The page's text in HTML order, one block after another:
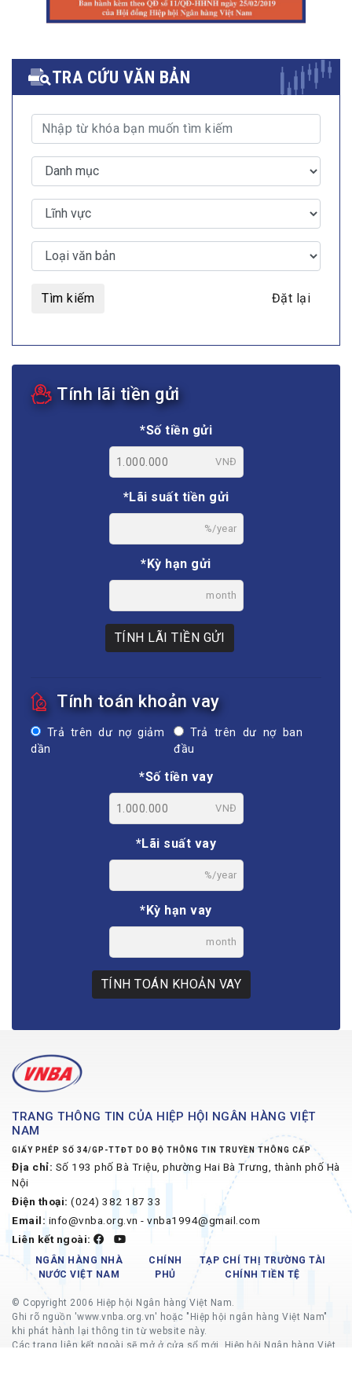
TRA CỨU VĂN BẢN
Tìm kiếm Đặt lại
Tính lãi tiền gửi
*Số tiền gửi
VNĐ
*Lãi suất tiền gửi
%/year
*Kỳ hạn gửi
month
TÍNH LÃI TIỀN GỬI
Tính toán khoản vay
Trả trên dư nợ giảm
dần
Trả trên dư nợ ban
đầu
*Số tiền vay
VNĐ
*Lãi suất vay
%/year
*Kỳ hạn vay
month
TÍNH TOÁN KHOẢN VAY
TRANG THÔNG TIN CỦA HIỆP HỘI NGÂN HÀNG VIỆT
NAM
GIẤY PHÉP SỐ 34/GP-TTĐT DO BỘ THÔNG TIN TRUYỀN THÔNG CẤP
Địa chỉ: Số 193 phố Bà Triệu, phường Hai Bà Trưng, thành phố Hà
Nội
Điện thoại: (024) 382 187 33
Email: info@vnba.org.vn - vnba1994@gmail.com
Liên kết ngoài:
NGÂN HÀNG NHÀ
NƯỚC VIỆT NAM
CHÍNH
PHỦ
TẠP CHÍ THỊ TRƯỜNG TÀI
CHÍNH TIỀN TỆ
© Copyright 2006 Hiệp hội Ngân hàng Việt Nam.
Ghi rõ nguồn 'www.vnba.org.vn' hoặc "Hiệp hội ngân hàng Việt Nam"
khi phát hành lại thông tin từ website này.
Các trang liên kết ngoài sẽ mở ở cửa sổ mới, Hiệp hội Ngân hàng Việt